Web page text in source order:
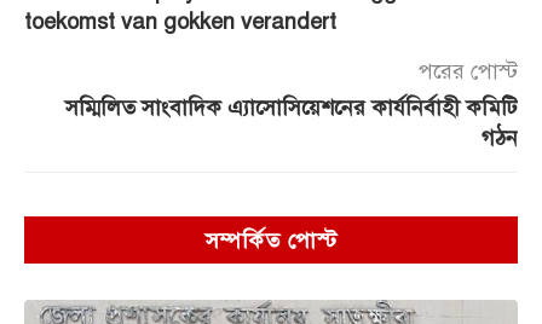
toekomst van gokken verandert
পরের পোস্ট
সম্মিলিত সাংবাদিক এ্যাসোসিয়েশনের কার্যনির্বাহী কমিটি
গঠন
সম্পর্কিত পোস্ট